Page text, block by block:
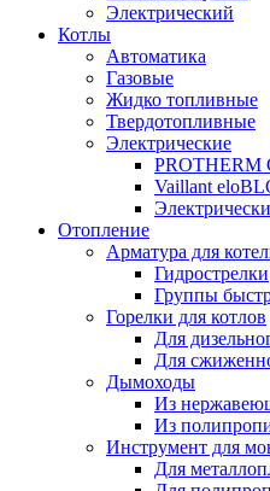
Электрический
Котлы
Автоматика
Газовые
Жидко топливные
Твердотопливные
Электрические
PROTHERM
Vaillant
Отопление
Арматура для
Гидрострелки
Группы
Горелки для котлов
Для
Для
Дымоходы
Из
Из
Инструмент для
Для